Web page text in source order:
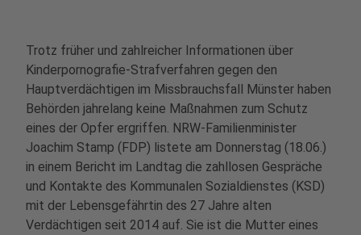
Trotz früher und zahlreicher Informationen über
Kinderpornografie-Strafverfahren gegen den
Hauptverdächtigen im Missbrauchsfall Münster haben
Behörden jahrelang keine Maßnahmen zum Schutz
eines der Opfer ergriffen. NRW-Familienminister
Joachim Stamp (FDP) listete am Donnerstag (18.06.)
in einem Bericht im Landtag die zahllosen Gespräche
und Kontakte des Kommunalen Sozialdienstes (KSD)
mit der Lebensgefährtin des 27 Jahre alten
Verdächtigen seit 2014 auf. Sie ist die Mutter eines